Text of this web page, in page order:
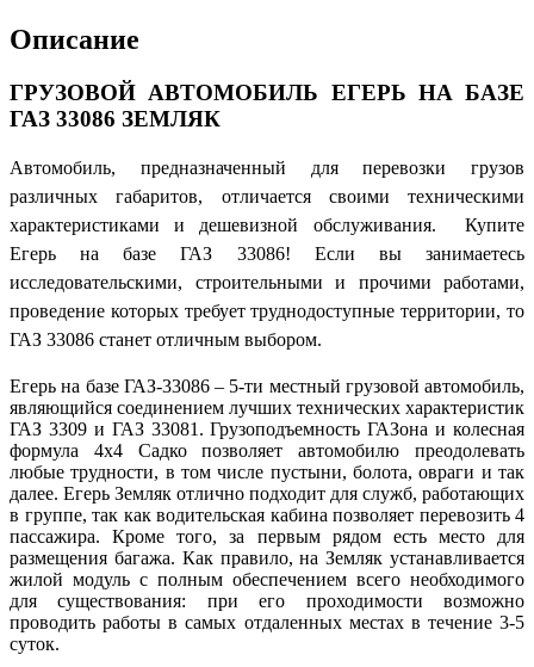
Описание
ГРУЗОВОЙ АВТОМОБИЛЬ ЕГЕРЬ НА БАЗЕ
ГАЗ 33086 ЗЕМЛЯК
Автомобиль, предназначенный для перевозки грузов
различных габаритов, отличается своими техническими
характеристиками и дешевизной обслуживания. Купите
Егерь на базе ГАЗ 33086! Если вы занимаетесь
исследовательскими, строительными и прочими работами,
проведение которых требует труднодоступные территории, то
ГАЗ 33086 станет отличным выбором.
Егерь на базе ГАЗ-33086 – 5-ти местный грузовой автомобиль,
являющийся соединением лучших технических характеристик
ГАЗ 3309 и ГАЗ 33081. Грузоподъемность ГАЗона и колесная
формула 4х4 Садко позволяет автомобилю преодолевать
любые трудности, в том числе пустыни, болота, овраги и так
далее. Егерь Земляк отлично подходит для служб, работающих
в группе, так как водительская кабина позволяет перевозить 4
пассажира. Кроме того, за первым рядом есть место для
размещения багажа. Как правило, на Земляк устанавливается
жилой модуль с полным обеспечением всего необходимого
для существования: при его проходимости возможно
проводить работы в самых отдаленных местах в течение 3-5
суток.